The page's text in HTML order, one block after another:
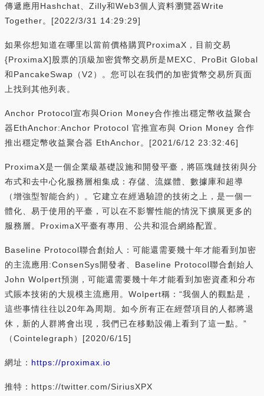
傳遞應用Hashchat、Zilly和Web3個人資料瀏覽器Write
Together。[2022/3/31 14:29:29]
如果你想知道在哪里以當前價格購買ProximaX，目前交易
{ProximaX]股票的頂級加密貨幣交易所是MEXC、ProBit Global
和PancakeSwap（V2）。您可以在我們的加密貨幣交易所頁面
上找到其他列表。
Anchor Protocol宣布與Orion Money合作推出穩定幣收益聚合
器EthAnchor:Anchor Protocol 官推宣布與 Orion Money 合作
推出穩定幣收益聚合器 EthAnchor。[2021/6/12 23:32:46]
ProximaX是一個企業級基礎設施和開發平臺，將區塊鏈技術與分
布式和去中心化服務層相集成：存儲、流媒體、數據庫和超導
（增強型智能合約）。它建立在經過驗證的技術之上，是一個一
體化、易于使用的平臺，可以在不影響性能的情況下擴展更多的
服務層。ProximaX平臺有專用、公共和混合網絡配置。
Baseline Protocol聯合創始人：可能還需要幾十年才能看到加密
的主流應用:ConsenSys開發者、Baseline Protocol聯合創始人
John Wolpert預測，可能還需要幾十年才能看到加密資產和分布
式賬本技術的大規模主流應用。Wolpert稱：“我個人的觀點是，
這些事情往往以20年為周期。如今所有正在經營項目的人都將退
休，新的人群將會出現，我們已在移動設備上看到了這一點。”
（Cointelegraph）[2020/6/15]
網址： https://proximax.io
推特：https://twitter.com/SiriusXPX